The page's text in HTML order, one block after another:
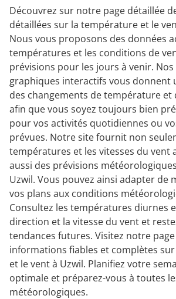
Découvrez sur notre page détaillée
détaillées sur la température et le
Nous vous proposons des données
températures et les conditions de
prévisions pour les jours à venir.
graphiques interactifs vous donnent
des changements de température et
afin que vous soyez toujours bien
pour vos activités quotidiennes ou
prévues. Notre site fournit non
températures et les vitesses du vent
aussi des prévisions
Uzwil. Vous pouvez ainsi adapter de
vos plans aux conditions
Consultez les températures diurnes
direction et la vitesse du vent et
tendances futures. Visitez notre
informations fiables et complètes
et le vent à Uzwil. Planifiez votre
optimale et préparez-vous à toutes
météorologiques.